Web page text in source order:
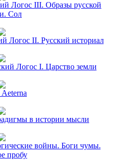
Логос III. Образы русской
Сол
Логос II. Русский историал
Логос I. Царство земли
в истории мысли
войны. Боги чумы.
пробу